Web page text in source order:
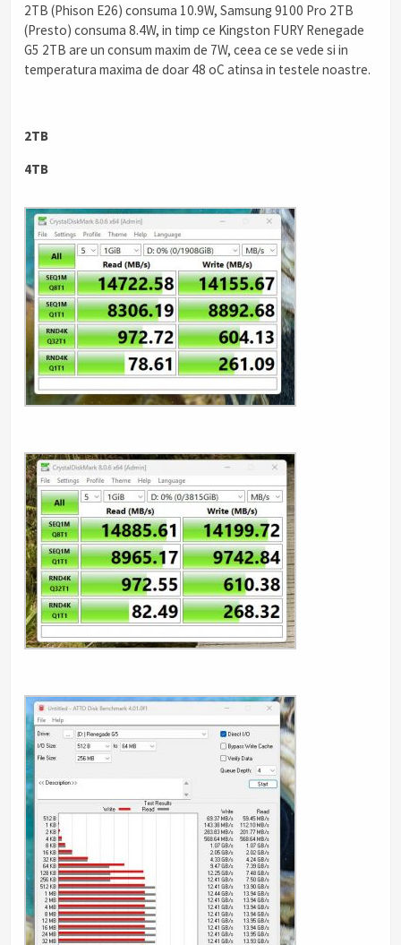
2TB (Phison E26) consuma 10.9W, Samsung 9100 Pro 2TB
(Presto) consuma 8.4W, in timp ce Kingston FURY Renegade
G5 2TB are un consum maxim de 7W, ceea ce se vede si in
temperatura maxima de doar 48 oC atinsa in testele noastre.
2TB
4TB